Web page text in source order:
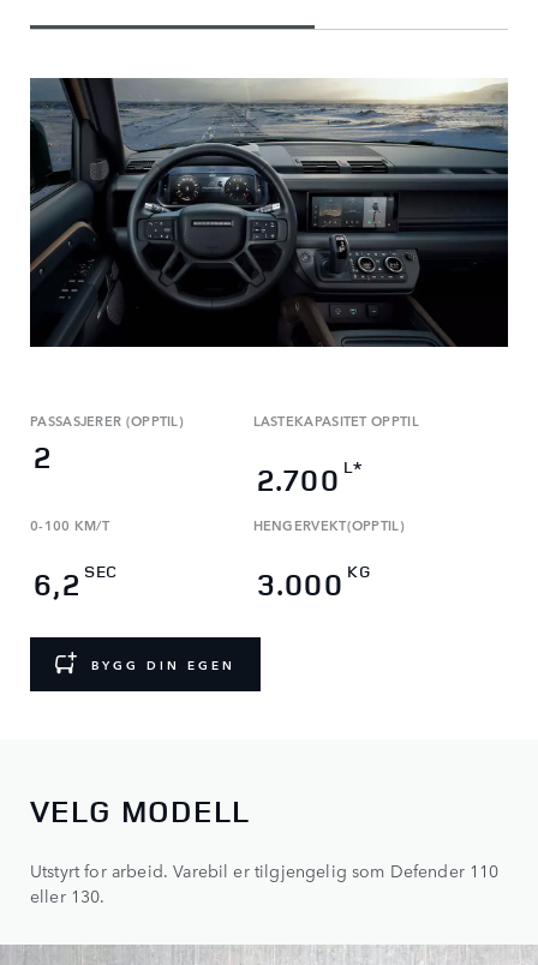
PASSASJERER (OPPTIL)
2
LASTEKAPASITET OPPTIL
2.700 L*
0-100 KM/T
6,2 SEC
HENGERVEKT(OPPTIL)
3.000 KG
BYGG DIN EGEN
VELG MODELL
Utstyrt for arbeid. Varebil er tilgjengelig som Defender 110
eller 130.